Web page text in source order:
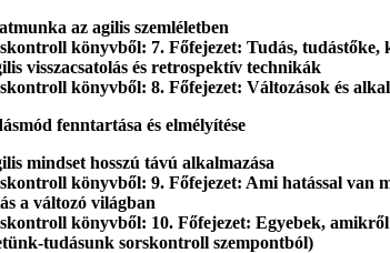
az agilis szemléletben
könyvből: 7. Főfejezet: Tudás, tudástőke,
visszacsatolás és retrospektív technikák
könyvből: 8. Főfejezet: Változások és
fenntartása és elmélyítése
mindset hosszú távú alkalmazása
könyvből: 9. Főfejezet: Ami hatással van
a változó világban
könyvből: 10. Főfejezet: Egyebek, amikről
sorskontroll szempontból)